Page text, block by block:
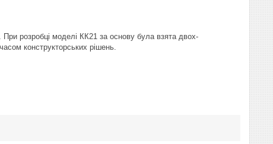
розробці моделі КК21 за основу була взята двох-
конструкторських рішень.